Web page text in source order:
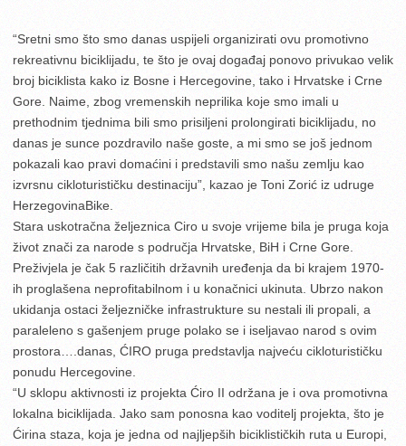
“Sretni smo što smo danas uspijeli organizirati ovu promotivno
rekreativnu biciklijadu, te što je ovaj događaj ponovo privukao velik
broj biciklista kako iz Bosne i Hercegovine, tako i Hrvatske i Crne
Gore. Naime, zbog vremenskih neprilika koje smo imali u
prethodnim tjednima bili smo prisiljeni prolongirati biciklijadu, no
danas je sunce pozdravilo naše goste, a mi smo se još jednom
pokazali kao pravi domaćini i predstavili smo našu zemlju kao
izvrsnu cikloturističku destinaciju”, kazao je Toni Zorić iz udruge
HerzegovinaBike.
Stara uskotračna željeznica Ciro u svoje vrijeme bila je pruga koja
život znači za narode s područja Hrvatske, BiH i Crne Gore.
Preživjela je čak 5 različitih državnih uređenja da bi krajem 1970-
ih proglašena neprofitabilnom i u konačnici ukinuta. Ubrzo nakon
ukidanja ostaci željezničke infrastrukture su nestali ili propali, a
paraleleno s gašenjem pruge polako se i iseljavao narod s ovim
prostora….danas, ĆIRO pruga predstavlja najveću cikloturističku
ponudu Hercegovine.
“U sklopu aktivnosti iz projekta Ćiro II održana je i ova promotivna
lokalna biciklijada. Jako sam ponosna kao voditelj projekta, što je
Ćirina staza, koja je jedna od najljepših biciklističkih ruta u Europi,